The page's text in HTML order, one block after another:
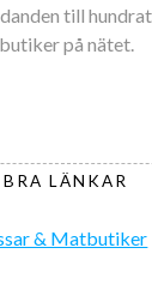
till
butiker på nätet.
BRA LÄNKAR
& Matbutiker